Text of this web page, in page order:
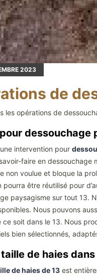
2023
de
les opérations de
dessouchage
intervention pour
faire en dessouchage
non voulue et bloque la
pourra être réutilisé pour
paysagisme sur tout 13.
Nous pouvons
soit dans le 13. Nous
bien sélectionnés,
de haies
de haies de 13 est